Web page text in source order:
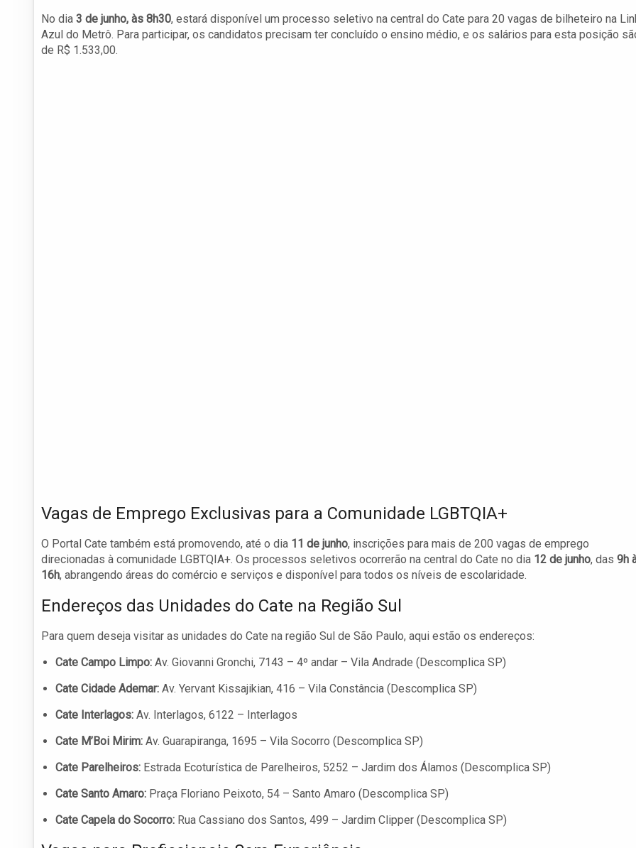
No dia 3 de junho, às 8h30, estará disponível um processo seletivo na central do Cate para 20 vagas de bilheteiro na
Azul do Metrô. Para participar, os candidatos precisam ter concluído o ensino médio, e os salários para esta posição
de R$ 1.533,00.
Vagas de Emprego Exclusivas para a Comunidade LGBTQIA+
O Portal Cate também está promovendo, até o dia 11 de junho, inscrições para mais de 200 vagas de emprego
direcionadas à comunidade LGBTQIA+. Os processos seletivos ocorrerão na central do Cate no dia 12 de junho, das 9h
16h, abrangendo áreas do comércio e serviços e disponível para todos os níveis de escolaridade.
Endereços das Unidades do Cate na Região Sul
Para quem deseja visitar as unidades do Cate na região Sul de São Paulo, aqui estão os endereços:
Cate Campo Limpo: Av. Giovanni Gronchi, 7143 – 4º andar – Vila Andrade (Descomplica SP)
Cate Cidade Ademar: Av. Yervant Kissajikian, 416 – Vila Constância (Descomplica SP)
Cate Interlagos: Av. Interlagos, 6122 – Interlagos
Cate M’Boi Mirim: Av. Guarapiranga, 1695 – Vila Socorro (Descomplica SP)
Cate Parelheiros: Estrada Ecoturística de Parelheiros, 5252 – Jardim dos Álamos (Descomplica SP)
Cate Santo Amaro: Praça Floriano Peixoto, 54 – Santo Amaro (Descomplica SP)
Cate Capela do Socorro: Rua Cassiano dos Santos, 499 – Jardim Clipper (Descomplica SP)